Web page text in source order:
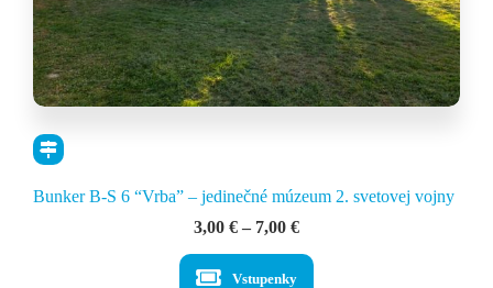
Bunker B-S 6 “Vrba” – jedinečné múzeum 2. svetovej vojny
3,00 € – 7,00 €Price
3,00 €
Vstupenky